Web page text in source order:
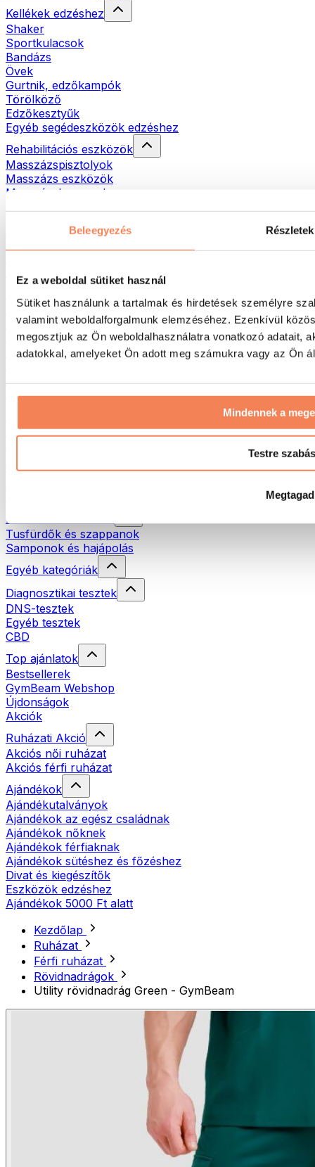
Beleegyezés Részletek
Ez a weboldal sütiket használ
Sütiket használunk a tartalmak és hirdetések személyre
valamint weboldalforgalmunk elemzéséhez. Ezenkívül
megosztjuk az Ön weboldalhasználatra vonatkozó adatait,
adatokkal, amelyeket Ön adott meg számukra vagy az Ön
Mindennek a
Testre szabás
Megtagad
Kellékek edzéshez
Shaker
Sportkulacsok
Bandázs
Övek
Gurtnik, edzőkampók
Törölköző
Edzőkesztyűk
Egyéb segédeszközök edzéshez
Rehabilitációs eszközök
Masszázspisztolyok
Masszázs eszközök
Masszázshengerek
Táskák & hátizsákok
Hátizsákok
Futás
Küzdősportok
Kerékpározás
Jóga és pilates
Úszás
Túrázás
Vörösfény-terápia
Öko háztartás
Natúrkozmetikumok
Tusfürdők és szappanok
Samponok és hajápolás
Egyéb kategóriák
Diagnosztikai tesztek
DNS-tesztek
Egyéb tesztek
CBD
Top ajánlatok
Bestsellerek
GymBeam Webshop
Újdonságok
Akciók
Ruházati Akció
Akciós női ruházat
Akciós férfi ruházat
Ajándékok
Ajándékutalványok
Ajándékok az egész családnak
Ajándékok nőknek
Ajándékok férfiaknak
Ajándékok sütéshez és főzéshez
Divat és kiegészítők
Eszközök edzéshez
Ajándékok 5000 Ft alatt
Kezdőlap
Ruházat
Férfi ruházat
Rövidnadrágok
Utility rövidnadrág Green - GymBeam